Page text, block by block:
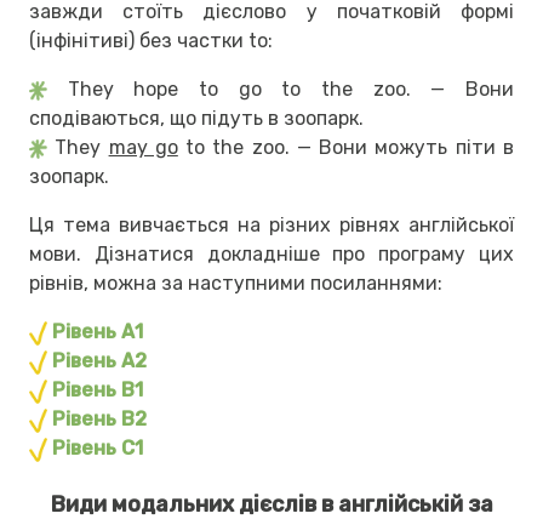
завжди стоїть дієслово у початковій формі
(інфінітиві) без частки to:
They hope to go to the zoo. — Вони
сподіваються, що підуть в зоопарк.
They may goto the zoo. — Вони можуть піти в
зоопарк.
Ця тема вивчається на різних рівнях англійської
мови. Дізнатися докладніше про програму цих
рівнів, можна за наступними посиланнями:
Рівень А1
Рівень А2
Рівень В1
Рівень В2
Рівень С1
Види модальних дієслів в англійській за